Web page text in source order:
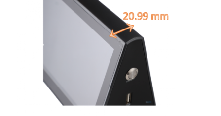
Papan tulis interaktif
membalik monitor
Pop Up Desk Socket